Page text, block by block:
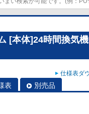
[本体]24時間換気
仕様表ダ
表 別売品